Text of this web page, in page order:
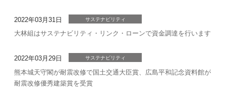
2022年03月31日 サステナビリティ
大林組はサステナビリティ・リンク・ローンで資金調達を行います
2022年03月29日 サステナビリティ
熊本城天守閣が耐震改修で国土交通大臣賞、広島平和記念資料館が
耐震改修優秀建築賞を受賞